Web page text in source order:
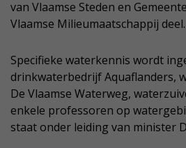
van Vlaamse Steden en
Vlaamse Milieumaatschappij deel.
Specifieke waterkennis wordt
drinkwaterbedrijf Aquaflanders,
De Vlaamse Waterweg,
enkele professoren op
staat onder leiding van minister